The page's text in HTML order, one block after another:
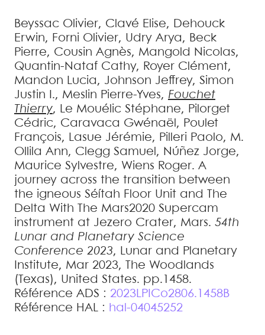
Beyssac Olivier, Clavé Elise, Dehouck
Erwin, Forni Olivier, Udry Arya, Beck
Pierre, Cousin Agnès, Mangold Nicolas,
Quantin-Nataf Cathy, Royer Clément,
Mandon Lucia, Johnson Jeffrey, Simon
Justin I., Meslin Pierre-Yves, Fouchet
Thierry, Le Mouélic Stéphane, Pilorget
Cédric, Caravaca Gwénaël , Poulet
François, Lasue Jérémie, Pilleri Paolo, M.
Ollila Ann, Clegg Samuel , Núñez Jorge,
Maurice Sylvestre, Wiens Roger. A
journey across the transition between
the igneous Séítah Floor Unit and The
Delta With The Mars2020 Supercam
instrument at Jezero Crater, Mars. 54th
Lunar and Planetary Science
Conference 2023, Lunar and Planetary
Institute, Mar 2023, The Woodlands
(Texas), United States. pp.1458.
Référence ADS : 2023LPICo2806.1458B
Référence HAL : hal-04045252